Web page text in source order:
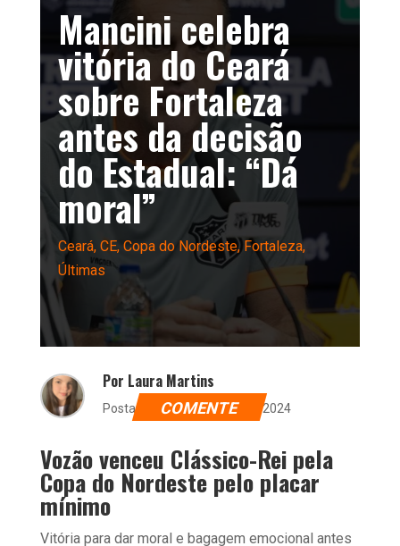
Mancini celebra
vitória do Ceará
sobre Fortaleza
antes da decisão
do Estadual: “Dá
moral”
Ceará, CE, Copa do Nordeste,Fortaleza,
Últimas
Por Laura Martins
Postado dia 21 de março de 2024
COMENTE
Vozão venceu Clássico-Rei pela
Copa do Nordeste pelo placar
mínimo
Vitória para dar moral e bagagem emocional antes